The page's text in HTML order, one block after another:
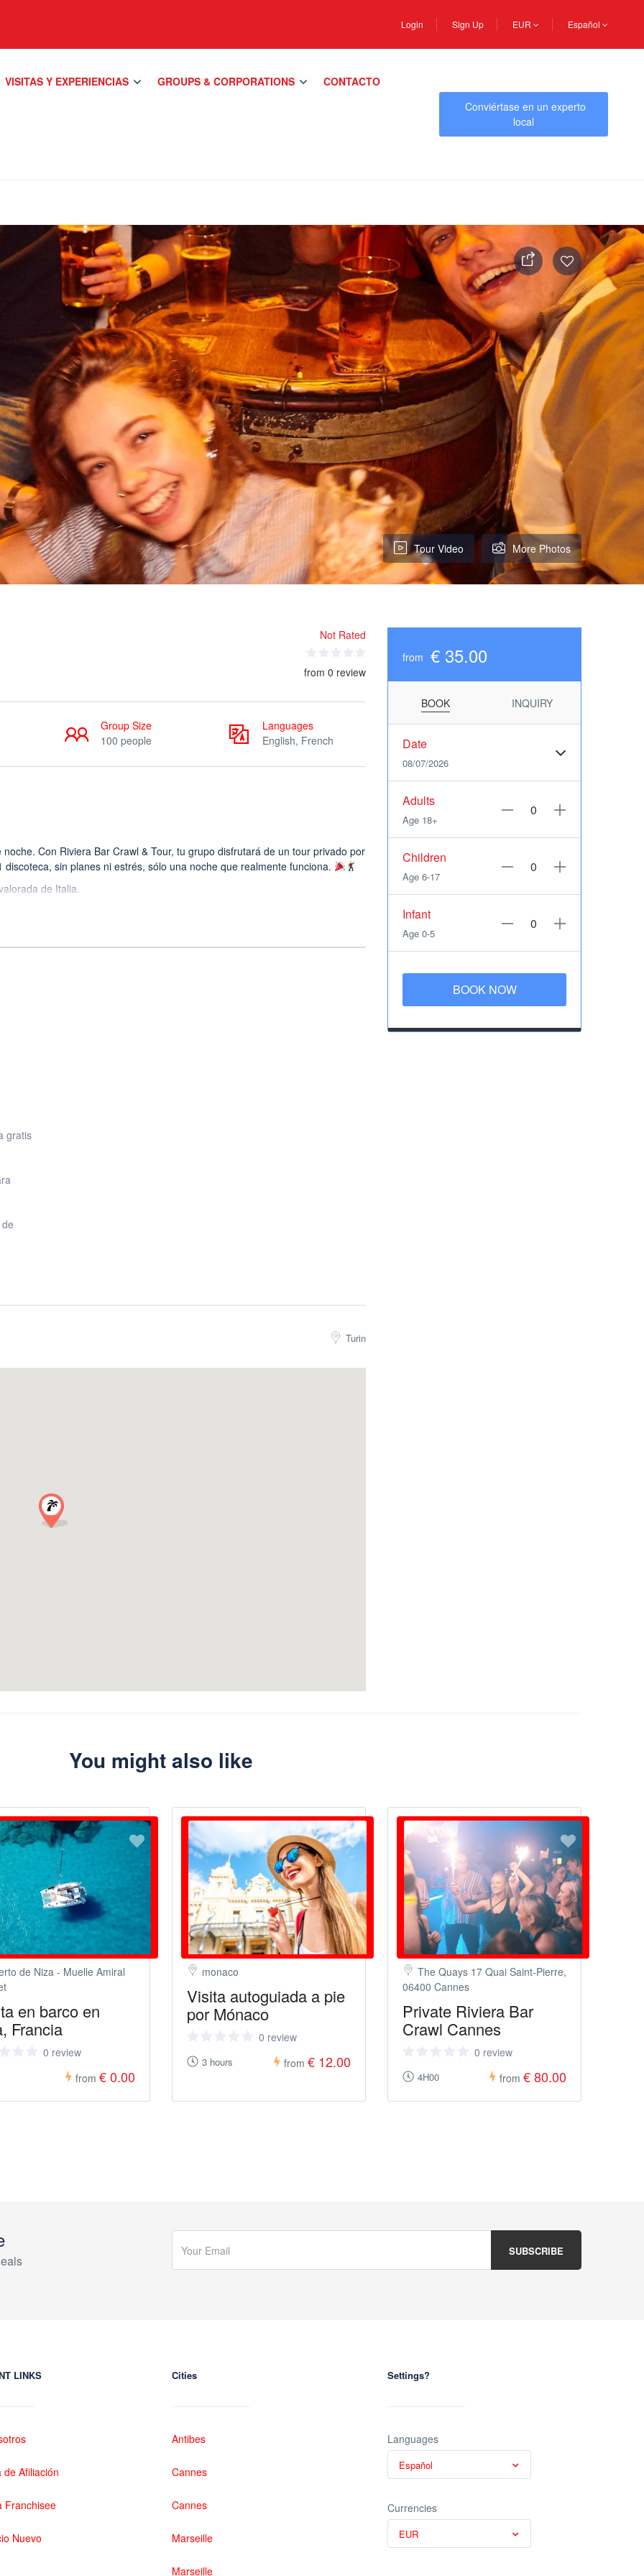
Login Sign Up EUR Español
VISITAS Y EXPERIENCIAS GROUPS & CORPORATIONS CONTACTO
Conviértase en un experto
local
Tour Video More Photos
Not Rated
from 0 review
Group Size
100 people
Languages
English, French
Con Riviera Bar Crawl & Tour, tu grupo disfrutará de un tour privado por
sin planes ni estrés, sólo una noche que realmente funciona.
de Italia.
adecuados para un grupo puede ser complicado. Hemos hecho el
el último baile.
bares y discotecas de Italia: cultura del aperitivo, discotecas clandestinas y
El ambiente es auténtico, elegante y enérgico.
gratis
Turin
from € 35.00
BOOK INQUIRY
Date
08/07/2026
Adults
Age 18+
Children
Age 6-17
Infant
Age 0-5
BOOK NOW
You might also like
de Niza - Muelle Amiral
en barco en
Francia
0 review
from € 0.00
monaco
Visita autoguiada a pie
por Mónaco
0 review
3 hours from € 12.00
The Quays 17 Quai Saint-Pierre,
06400 Cannes
Private Riviera Bar
Crawl Cannes
0 review
4H00 from € 80.00
LINKS
de Afiliación
Franchisee
Nuevo
Cities
Antibes
Cannes
Cannes
Marseille
Marseille
Settings?
Languages
Español
Currencies
EUR